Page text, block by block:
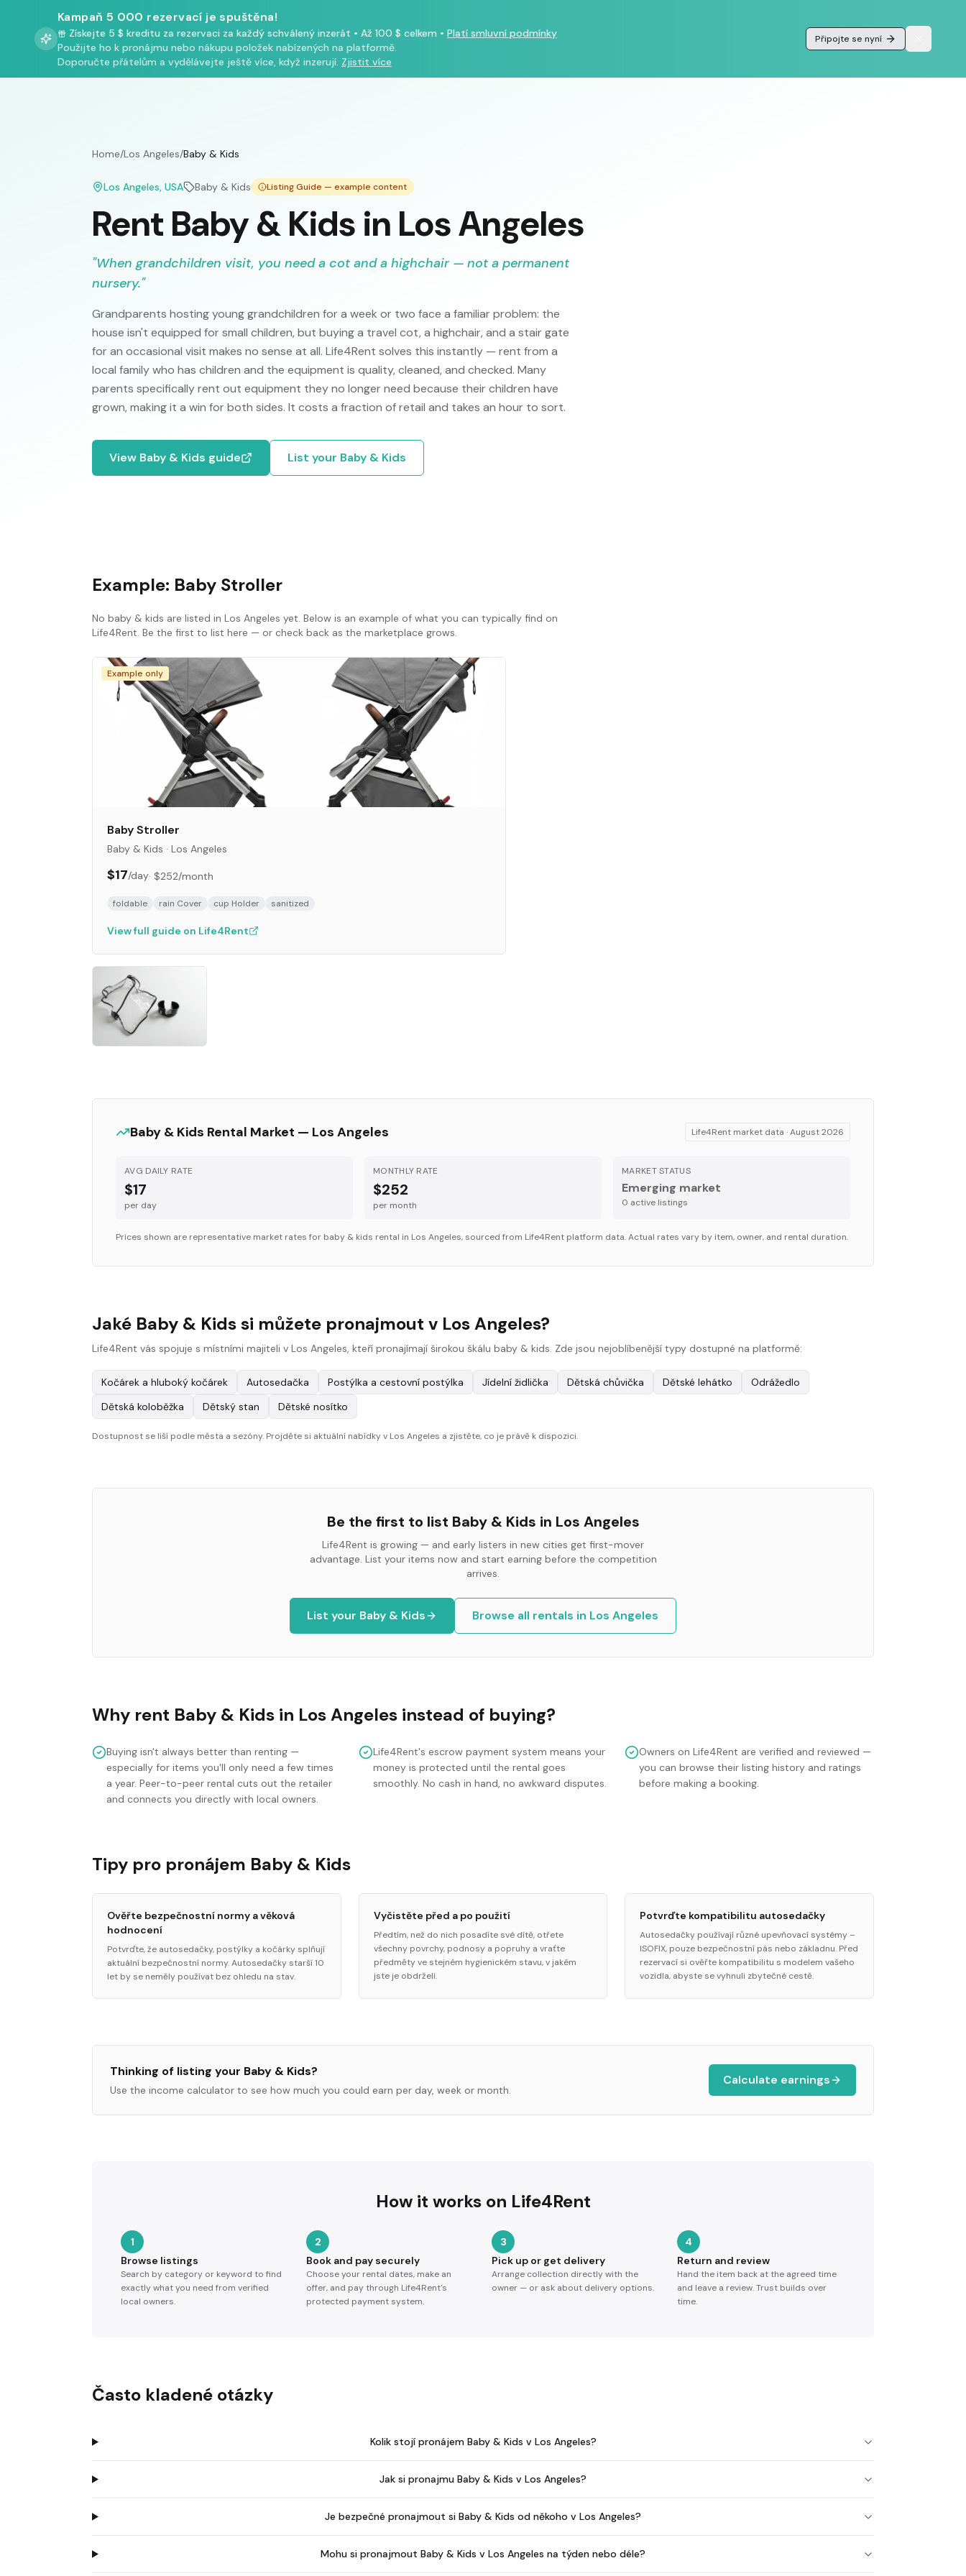
Kampaň 5 000 rezervací je spuštěna!
Získejte 5 $ kreditu za rezervaci za každý schválený inzerát • Až 100 $ celkem • Platí smluvní podmínky
Použijte ho k pronájmu nebo nákupu položek nabízených na platformě.
Doporučte přátelům a vydělávejte ještě více, když inzerují. Zjistit více
Připojte se nyní
Home/Los Angeles/Baby & Kids
Los Angeles, USA Baby & Kids Listing Guide — example content
Rent Baby & Kids in Los Angeles
"When grandchildren visit, you need a cot and a highchair — not a permanent
nursery."
Grandparents hosting young grandchildren for a week or two face a familiar problem: the
house isn't equipped for small children, but buying a travel cot, a highchair, and a stair gate
for an occasional visit makes no sense at all. Life4Rent solves this instantly — rent from a
local family who has children and the equipment is quality, cleaned, and checked. Many
parents specifically rent out equipment they no longer need because their children have
grown, making it a win for both sides. It costs a fraction of retail and takes an hour to sort.
View Baby & Kids guide List your Baby & Kids
Example: Baby Stroller
No baby & kids are listed in Los Angeles yet. Below is an example of what you can typically find on
Life4Rent. Be the first to list here — or check back as the marketplace grows.
Example only
Baby Stroller
Baby & Kids · Los Angeles
$17/day· $252/month
foldable rain Cover cup Holder sanitized
View full guide on Life4Rent
Baby & Kids Rental Market — Los Angeles Life4Rent market data ·August 2026
AVG DAILY RATE
$17
per day
MONTHLY RATE
$252
per month
MARKET STATUS
Emerging market
0 active listings
Prices shown are representative market rates for baby & kids rental in Los Angeles, sourced from Life4Rent platform data. Actual rates vary by item, owner, and rental duration.
Jaké Baby & Kids si můžete pronajmout v Los Angeles?
Life4Rent vás spojuje s místními majiteli v Los Angeles, kteří pronajímají širokou škálu baby & kids. Zde jsou nejoblíbenější typy dostupné na platformě:
Kočárek a hluboký kočárek Autosedačka Postýlka a cestovní postýlka Jídelní židlička Dětská chůvička Dětské lehátko
Odrážedlo
Dětská koloběžka
Dětský stan Dětské nosítko
Dostupnost se liší podle města a sezóny. Projděte si aktuální nabídky v Los Angeles a zjistěte, co je právě k dispozici.
Be the first to list Baby & Kids in Los Angeles
Life4Rent is growing — and early listers in new cities get first-mover
advantage. List your items now and start earning before the competition
arrives.
List your Baby & Kids Browse all rentals in Los Angeles
Why rent Baby & Kids in Los Angeles instead of buying?
Buying isn't always better than renting —
especially for items you'll only need a few times
a year. Peer-to-peer rental cuts out the retailer
and connects you directly with local owners.
Life4Rent's escrow payment system means your
money is protected until the rental goes
smoothly. No cash in hand, no awkward disputes.
Owners on Life4Rent are verified and reviewed —
you can browse their listing history and ratings
before making a booking.
Tipy pro pronájem Baby & Kids
Ověřte bezpečnostní normy a věková
hodnocení
Potvrďte, že autosedačky, postýlky a kočárky splňují
aktuální bezpečnostní normy. Autosedačky starší 10
let by se neměly používat bez ohledu na stav.
Vyčistěte před a po použití
Předtím, než do nich posadíte své dítě, otřete
všechny povrchy, podnosy a popruhy a vraťte
předměty ve stejném hygienickém stavu, v jakém
jste je obdrželi.
Potvrďte kompatibilitu autosedačky
Autosedačky používají různé upevňovací systémy –
ISOFIX, pouze bezpečnostní pás nebo základnu. Před
rezervací si ověřte kompatibilitu s modelem vašeho
vozidla, abyste se vyhnuli zbytečné cestě.
Thinking of listing your Baby & Kids?
Use the income calculator to see how much you could earn per day, week or month.
Calculate earnings
How it works on Life4Rent
1
Browse listings
Search by category or keyword to find
exactly what you need from verified
local owners.
2
Book and pay securely
Choose your rental dates, make an
offer, and pay through Life4Rent's
protected payment system.
3
Pick up or get delivery
Arrange collection directly with the
owner — or ask about delivery options.
4
Return and review
Hand the item back at the agreed time
and leave a review. Trust builds over
time.
Často kladené otázky
Kolik stojí pronájem Baby & Kids v Los Angeles?
Jak si pronajmu Baby & Kids v Los Angeles?
Je bezpečné pronajmout si Baby & Kids od někoho v Los Angeles?
Mohu si pronajmout Baby & Kids v Los Angeles na týden nebo déle?